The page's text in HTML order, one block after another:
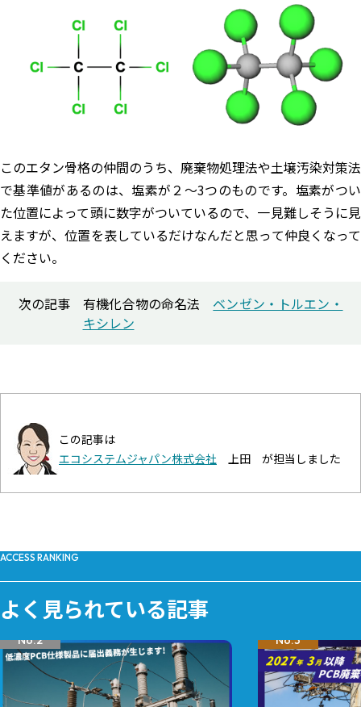
このエタン骨格の仲間のうち、廃棄物処理法や土壌汚染対策法
で基準値があるのは、塩素が２～3つのものです。塩素がつい
た位置によって頭に数字がついているので、一見難しそうに見
えますが、位置を表しているだけなんだと思って仲良くなって
ください。
次の記事 有機化合物の命名法 ベンゼン・トルエン・
キシレン
この記事は
エコシステムジャパン株式会社 上田 が担当しました
ACCESS RANKING
よく見られている記事
No.2 No.3